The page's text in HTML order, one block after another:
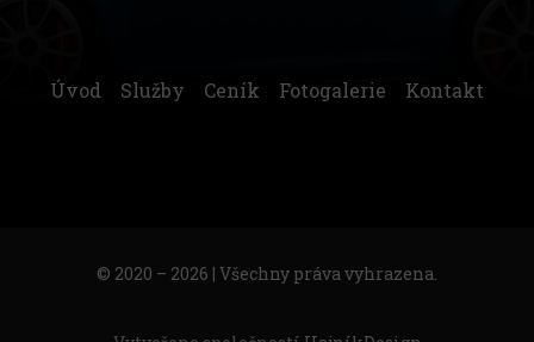
Úvod Služby Ceník Fotogalerie Kontakt
© 2020 – 2026 | Všechny práva vyhrazena.